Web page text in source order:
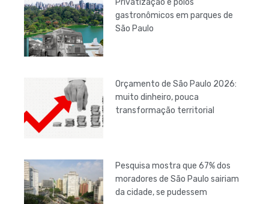
Privatização e polos
gastronômicos em parques de
São Paulo
Orçamento de São Paulo 2026:
muito dinheiro, pouca
transformação territorial
Pesquisa mostra que 67% dos
moradores de São Paulo sairiam
da cidade, se pudessem